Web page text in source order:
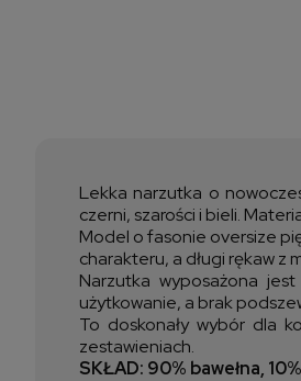
Lekka narzutka o
czerni, szarości i bieli.
Model o fasonie oversize
charakteru, a długi rękaw z
Narzutka wyposażona
użytkowanie, a brak
To doskonały wybór dla
zestawieniach.
SKŁAD: 90% bawełna,